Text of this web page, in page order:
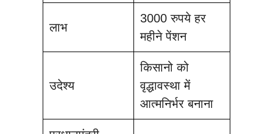
लाभ
3000 रुपये हर
महीने पेंशन
उदेश्य
किसानो को
वृद्धावस्था में
आत्मनिर्भर बनाना